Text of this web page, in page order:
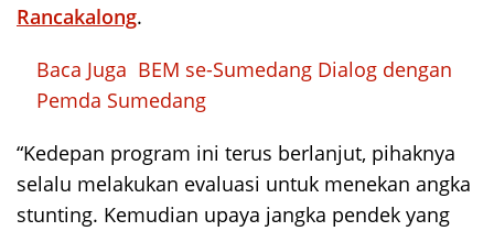
Rancakalong.
Baca Juga BEM se-Sumedang Dialog dengan
Pemda Sumedang
“Kedepan program ini terus berlanjut, pihaknya
selalu melakukan evaluasi untuk menekan angka
stunting. Kemudian upaya jangka pendek yang